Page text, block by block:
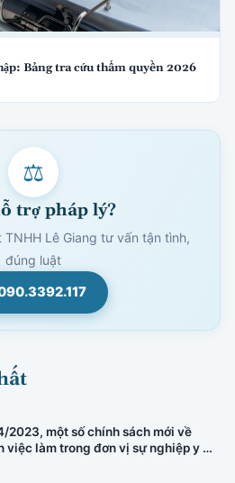
Bảng tra cứu thẩm quyền 2026
⚖
trợ pháp lý?
Lê Giang tư vấn tận tình,
đúng luật
2023, một số chính sách mới về
việc làm trong đơn vị sự nghiệp y tế